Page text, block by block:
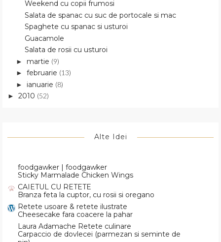
Weekend cu copii frumosi
Salata de spanac cu suc de portocale si mac
Spaghete cu spanac si usturoi
Guacamole
Salata de rosii cu usturoi
► martie (9)
► februarie (13)
► ianuarie (8)
► 2010 (52)
Alte Idei
foodgawker | foodgawker
Sticky Marmalade Chicken Wings
CAIETUL CU RETETE
Branza feta la cuptor, cu rosii si oregano
Retete usoare & retete ilustrate
Cheesecake fara coacere la pahar
Laura Adamache Retete culinare
Carpaccio de dovlecei (parmezan si seminte de